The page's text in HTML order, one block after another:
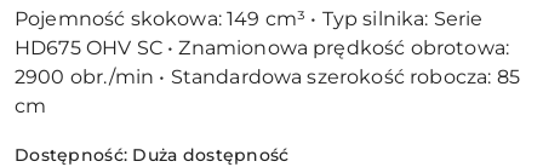
Pojemność skokowa: 149 cm³ • Typ silnika: Serie
HD675 OHV SC • Znamionowa prędkość obrotowa:
2900 obr./min • Standardowa szerokość robocza: 85
cm
Dostępność: Duża dostępność